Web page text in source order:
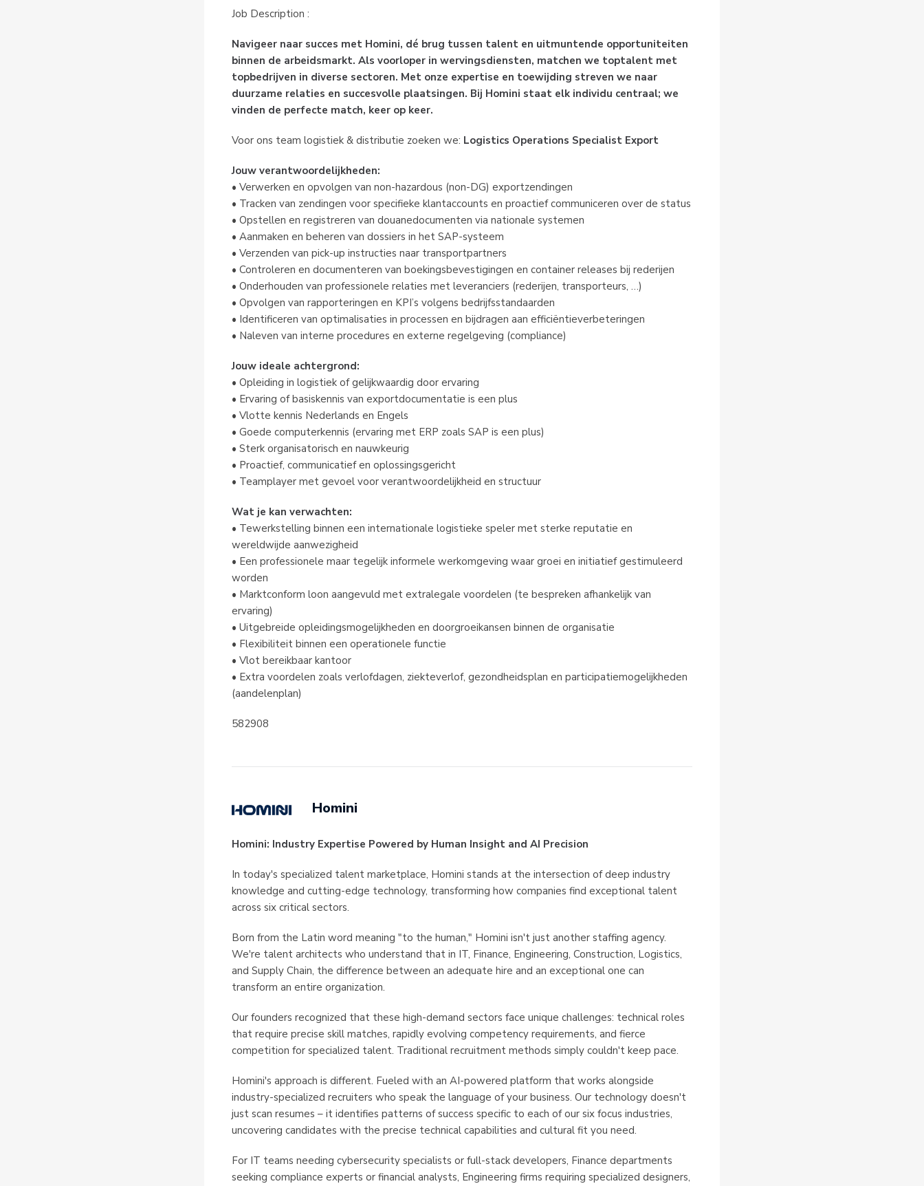
Job Description :
Navigeer naar succes met Homini, dé brug tussen talent en uitmuntende opportuniteiten
binnen de arbeidsmarkt. Als voorloper in wervingsdiensten, matchen we toptalent met
topbedrijven in diverse sectoren. Met onze expertise en toewijding streven we naar
duurzame relaties en succesvolle plaatsingen. Bij Homini staat elk individu centraal; we
vinden de perfecte match, keer op keer.
Voor ons team logistiek & distributie zoeken we: Logistics Operations Specialist Export
Jouw verantwoordelijkheden:
• Verwerken en opvolgen van non-hazardous (non-DG) exportzendingen
• Tracken van zendingen voor specifieke klantaccounts en proactief communiceren over de status
• Opstellen en registreren van douanedocumenten via nationale systemen
• Aanmaken en beheren van dossiers in het SAP-systeem
• Verzenden van pick-up instructies naar transportpartners
• Controleren en documenteren van boekingsbevestigingen en container releases bij rederijen
• Onderhouden van professionele relaties met leveranciers (rederijen, transporteurs, …)
• Opvolgen van rapporteringen en KPI’s volgens bedrijfsstandaarden
• Identificeren van optimalisaties in processen en bijdragen aan efficiëntieverbeteringen
• Naleven van interne procedures en externe regelgeving (compliance)
Jouw ideale achtergrond:
• Opleiding in logistiek of gelijkwaardig door ervaring
• Ervaring of basiskennis van exportdocumentatie is een plus
• Vlotte kennis Nederlands en Engels
• Goede computerkennis (ervaring met ERP zoals SAP is een plus)
• Sterk organisatorisch en nauwkeurig
• Proactief, communicatief en oplossingsgericht
• Teamplayer met gevoel voor verantwoordelijkheid en structuur
Wat je kan verwachten:
• Tewerkstelling binnen een internationale logistieke speler met sterke reputatie en
wereldwijde aanwezigheid
• Een professionele maar tegelijk informele werkomgeving waar groei en initiatief gestimuleerd
worden
• Marktconform loon aangevuld met extralegale voordelen (te bespreken afhankelijk van
ervaring)
• Uitgebreide opleidingsmogelijkheden en doorgroeikansen binnen de organisatie
• Flexibiliteit binnen een operationele functie
• Vlot bereikbaar kantoor
• Extra voordelen zoals verlofdagen, ziekteverlof, gezondheidsplan en participatiemogelijkheden
(aandelenplan)
582908
Homini
Homini: Industry Expertise Powered by Human Insight and AI Precision
In today's specialized talent marketplace, Homini stands at the intersection of deep industry
knowledge and cutting-edge technology, transforming how companies find exceptional talent
across six critical sectors.
Born from the Latin word meaning "to the human," Homini isn't just another staffing agency.
We're talent architects who understand that in IT, Finance, Engineering, Construction, Logistics,
and Supply Chain, the difference between an adequate hire and an exceptional one can
transform an entire organization.
Our founders recognized that these high-demand sectors face unique challenges: technical roles
that require precise skill matches, rapidly evolving competency requirements, and fierce
competition for specialized talent. Traditional recruitment methods simply couldn't keep pace.
Homini's approach is different. Fueled with an AI-powered platform that works alongside
industry-specialized recruiters who speak the language of your business. Our technology doesn't
just scan resumes – it identifies patterns of success specific to each of our six focus industries,
uncovering candidates with the precise technical capabilities and cultural fit you need.
For IT teams needing cybersecurity specialists or full-stack developers, Finance departments
seeking compliance experts or financial analysts, Engineering firms requiring specialized designers,